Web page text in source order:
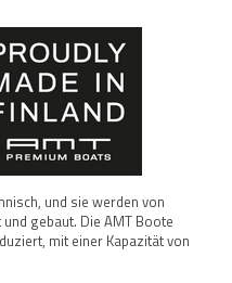
und sie werden von
gebaut. Die AMT Boote
mit einer Kapazität von